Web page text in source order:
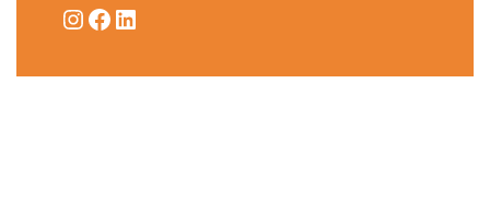
Instagram
Facebook
LinkedIn